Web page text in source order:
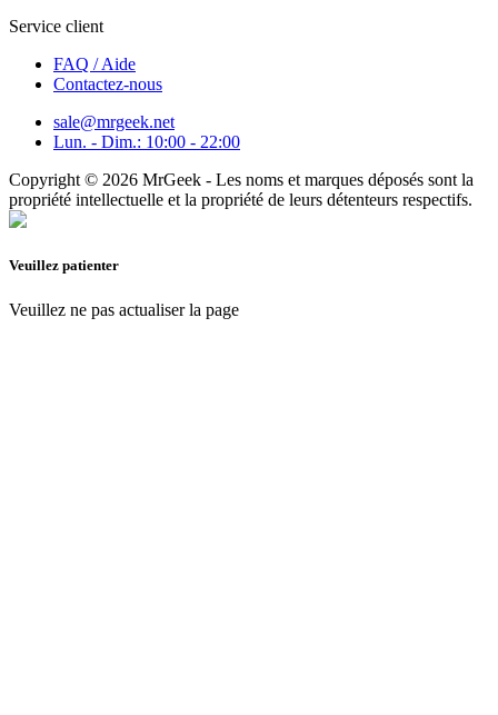
Service client
FAQ / Aide
Contactez-nous
sale@mrgeek.net
Lun. - Dim.: 10:00 - 22:00
Copyright © 2026 MrGeek - Les noms et marques déposés sont la
propriété intellectuelle et la propriété de leurs détenteurs respectifs.
Veuillez patienter
Veuillez ne pas actualiser la page